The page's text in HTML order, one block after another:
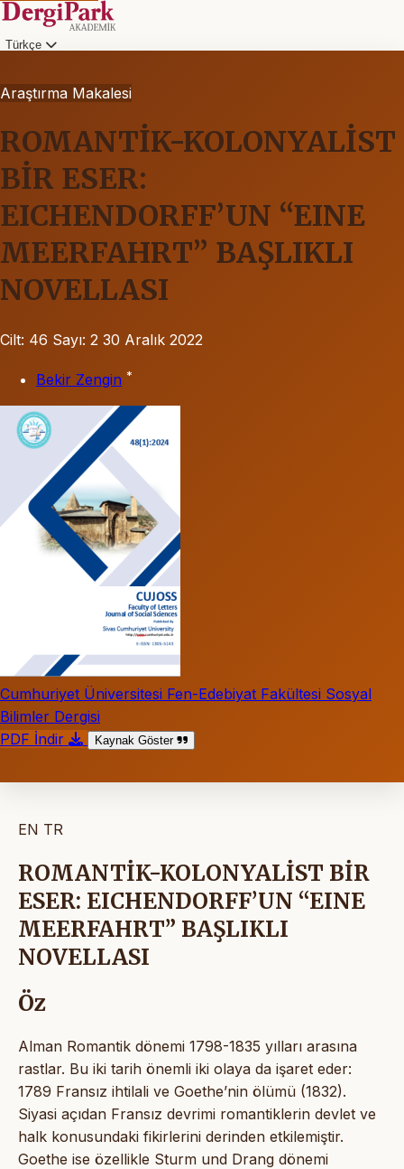
Türkçe
Araştırma Makalesi
ROMANTİK-KOLONYALİST
BİR ESER:
EICHENDORFF’UN “EINE
MEERFAHRT” BAŞLIKLI
NOVELLASI
Cilt: 46 Sayı: 2 30 Aralık 2022
Bekir Zengin *
Cumhuriyet Üniversitesi Fen-Edebiyat Fakültesi Sosyal
Bilimler Dergisi
PDF İndir
Kaynak Göster
EN TR
ROMANTİK-KOLONYALİST BİR
ESER: EICHENDORFF’UN “EINE
MEERFAHRT” BAŞLIKLI
NOVELLASI
Öz
Alman Romantik dönemi 1798-1835 yılları arasına
rastlar. Bu iki tarih önemli iki olaya da işaret eder:
1789 Fransız ihtilali ve Goethe’nin ölümü (1832).
Siyasi açıdan Fransız devrimi romantiklerin devlet ve
halk konusundaki fikirlerini derinden etkilemiştir.
Goethe ise özellikle Sturm und Drang dönemi